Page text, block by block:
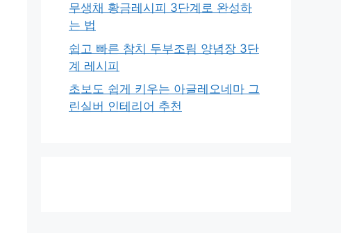
무생채 황금레시피 3단계로 완성하
는 법
쉽고 빠른 참치 두부조림 양념장 3단
계 레시피
초보도 쉽게 키우는 아글레오네마 그
린실버 인테리어 추천